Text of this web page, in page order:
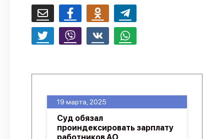
19 марта, 2025
Суд обязал
проиндексировать зарплату